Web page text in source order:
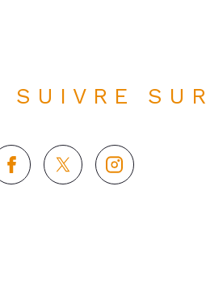
SUIVRE SUR